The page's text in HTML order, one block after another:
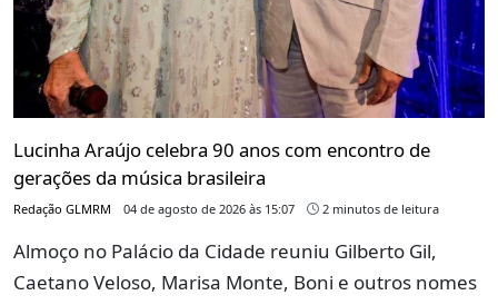
Lucinha Araújo celebra 90 anos com encontro de
gerações da música brasileira
Redação GLMRM 04 de agosto de 2026 às 15:07 2 minutos de leitura
Almoço no Palácio da Cidade reuniu Gilberto Gil,
Caetano Veloso, Marisa Monte, Boni e outros nomes